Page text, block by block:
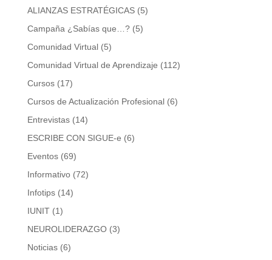
ALIANZAS ESTRATÉGICAS(5)
Campaña ¿Sabías que…?(5)
Comunidad Virtual(5)
Comunidad Virtual de Aprendizaje (112)
Cursos(17)
Cursos de Actualización Profesional(6)
Entrevistas(14)
ESCRIBE CON SIGUE-e (6)
Eventos(69)
Informativo(72)
Infotips(14)
IUNIT(1)
NEUROLIDERAZGO(3)
Noticias(6)